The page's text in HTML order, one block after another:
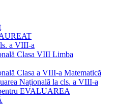
a VIII-a
Clasa VIII Limba
Clasa a VIII-a Matematică
Națională la cls. a VIII-a
EVALUAREA